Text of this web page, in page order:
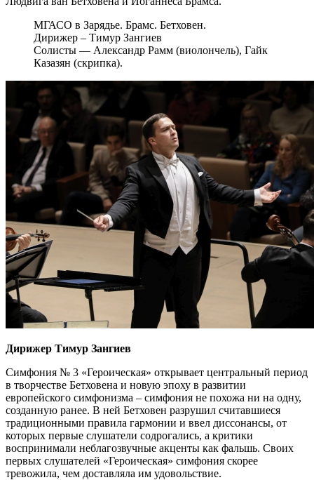
МГАСО в Зарядье. Брамс. Бетховен.
Дирижер – Тимур Зангиев
Солисты — Александр Рамм (виолончель), Гайк
Казазян (скрипка).
Дирижер Тимур Зангиев
Симфония № 3 «Героическая» открывает центральный период
в творчестве Бетховена и новую эпоху в развитии
европейского симфонизма – симфония не похожа ни на одну,
созданную ранее. В ней Бетховен разрушил считавшиеся
традиционными правила гармонии и ввел диссонансы, от
которых первые слушатели содрогались, а критики
воспринимали неблагозвучные акценты как фальшь. Своих
первых слушателей «Героическая» симфония скорее
тревожила, чем доставляла им удовольствие.